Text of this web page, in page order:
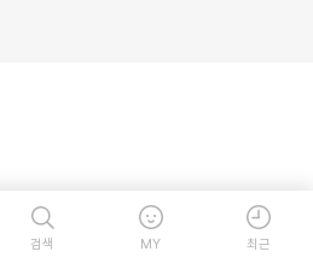
검색 MY 최근